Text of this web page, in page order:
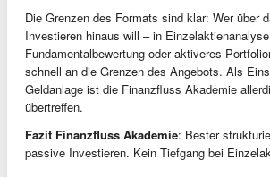
Die Grenzen des Formats sind klar: Wer über
Investieren hinaus will – in
Fundamentalbewertung oder aktiveres
schnell an die Grenzen des Angebots. Als
Geldanlage ist die Finanzfluss Akademie
übertreffen.
Fazit Finanzfluss Akademie: Bester
passive Investieren. Kein Tiefgang bei